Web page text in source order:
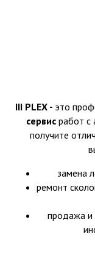
III PLEX - это
сервис работ с
получите
замена
ремонт
продажа и